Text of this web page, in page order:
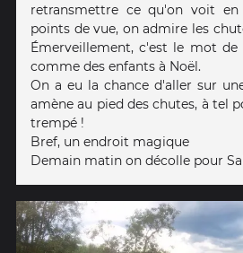
retransmettre ce qu'on voit en
points de vue, on admire les
Émerveillement, c'est le mot
comme des enfants à Noël.
On a eu la chance d'aller sur
amène au pied des chutes, à tel
trempé !
Bref, un endroit magique
Demain matin on décolle pour